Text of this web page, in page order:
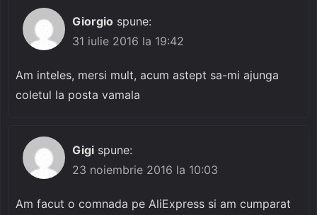
Giorgio spune:
31 iulie 2016 la 19:42
Am inteles, mersi mult, acum astept sa-mi ajunga
coletul la posta vamala
Gigi spune:
23 noiembrie 2016 la 10:03
Am facut o comnada pe AliExpress si am cumparat